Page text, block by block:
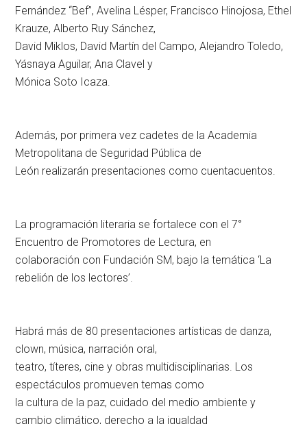
Fernández “Bef”, Avelina Lésper, Francisco Hinojosa, Ethel
Krauze, Alberto Ruy Sánchez,
David Miklos, David Martín del Campo, Alejandro Toledo,
Yásnaya Aguilar, Ana Clavel y
Mónica Soto Icaza.
Además, por primera vez cadetes de la Academia
Metropolitana de Seguridad Pública de
León realizarán presentaciones como cuentacuentos.
La programación literaria se fortalece con el 7°
Encuentro de Promotores de Lectura, en
colaboración con Fundación SM, bajo la temática ‘La
rebelión de los lectores’.
Habrá más de 80 presentaciones artísticas de danza,
clown, música, narración oral,
teatro, títeres, cine y obras multidisciplinarias. Los
espectáculos promueven temas como
la cultura de la paz, cuidado del medio ambiente y
cambio climático, derecho a la igualdad